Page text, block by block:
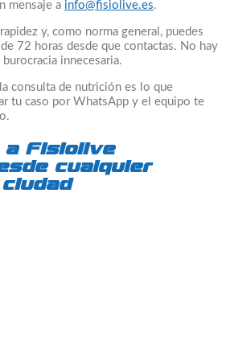
mensaje a info@fisiolive.es.
y, como norma general, puedes
72 horas desde que contactas. No hay
innecesaria.
consulta de nutrición es lo que
tu caso por WhatsApp y el equipo te
a Fisiolive
cualquier